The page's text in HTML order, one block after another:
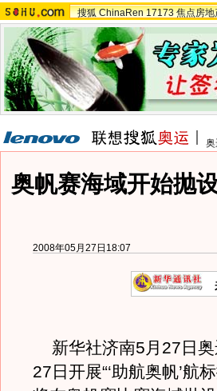
搜狐 ChinaRen 17173 焦点房地
奥帆赛海域开始抛
2008年05月27日18:07
新华社济南5月27日奥
27日开展“‘助航奥帆’航